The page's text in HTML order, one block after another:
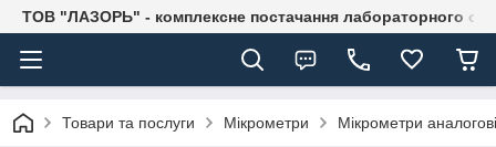
ТОВ "ЛАЗОРЬ" - комплексне постачання лабораторного
Товари та послуги Мікрометри Мікрометри